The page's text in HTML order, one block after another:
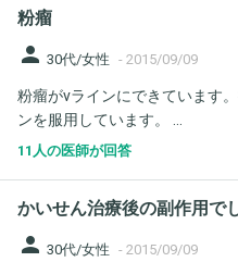
粉瘤
person 30代/女性 - 2015/09/09
粉瘤がvラインにできています
ンを服用しています。 ...
11人の医師が回答
かいせん治療後の副作用で
person 30代/女性 - 2015/09/09